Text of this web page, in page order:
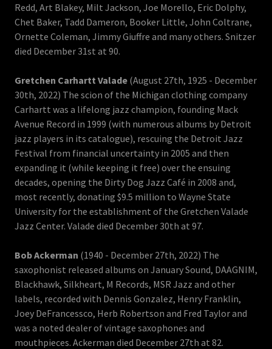
Redd, Art Blakey, Milt Jackson, Joe Morello, Eric Dolphy,
Chet Baker, Tadd Dameron, Booker Little, John Coltrane,
Ornette Coleman, Jimmy Giuffre and many others. Snitzer
died December 31st at 90.
Gretchen Carhartt Valade (August 27th, 1925 - December
30th, 2022) The scion of the Michigan clothing company
Carhartt was a lifelong jazz champion, founding Mack
Avenue Record in 1999 (with numerous albums by Detroit
jazz players in its catalogue), rescuing the Detroit Jazz
Festival from financial uncertainty in 2005 and then
expanding it (while keeping it free) over the ensuing
decades, opening the Dirty Dog Jazz Café in 2008 and,
most recently, donating $9.5 million to Wayne State
University for the establishment of the Gretchen Valade
Jazz Center. Valade died December 30th at 97.
Bob Ackerman (1940 - December 27th, 2022) The
saxophonist released albums on January Sound, DAAGNIM,
Blackhawk, Silkheart, M Records, MSR Jazz and other
labels, recorded with Dennis Gonzalez, Henry Franklin,
Joey DeFrancessco, Herb Robertson and Fred Taylor and
was a noted dealer of vintage saxophones and
mouthpieces. Ackerman died December 27th at 82.